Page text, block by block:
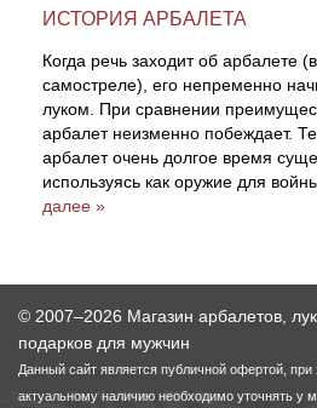
ИСТОРИЯ АРБАЛЕТА
Когда речь заходит об арбалете
самостреле), его непременно
луком. При сравнении
арбалет неизменно побеждает.
арбалет очень долгое время
используясь как оружие для
далее »
© 2007–2026 Магазин арбалетов,
подарков для мужчин
Данный сайт является публичной офертой,
актуальному наличию необходимо уточнять у